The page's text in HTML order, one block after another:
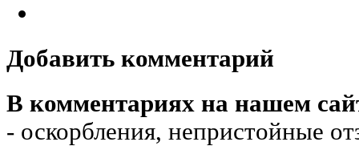
Добавить комментарий
В комментариях на нашем
- оскорбления, непристойные